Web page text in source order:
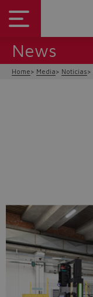
News
Home Media Noticias